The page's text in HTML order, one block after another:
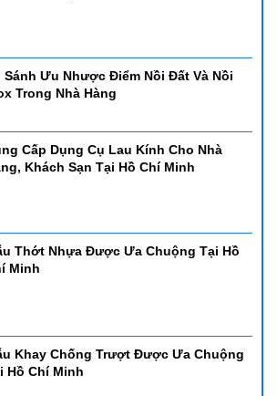
Sánh Ưu Nhược Điểm Nồi Đất Và Nồi
Trong Nhà Hàng
Cấp Dụng Cụ Lau Kính Cho Nhà
Khách Sạn Tại Hồ Chí Minh
Thớt Nhựa Được Ưa Chuộng Tại Hồ
Minh
Khay Chống Trượt Được Ưa Chuộng
Hồ Chí Minh